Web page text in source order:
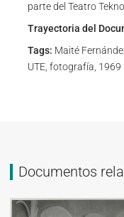
parte del Teatro
Trayectoria del
Tags: Maité
UTE, fotografía, 1969
Documentos